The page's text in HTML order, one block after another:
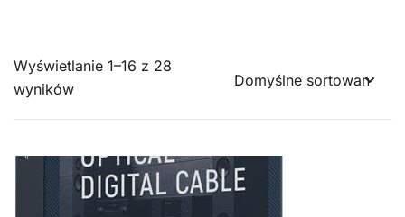
Wyświetlanie 1–16 z 28
wyników